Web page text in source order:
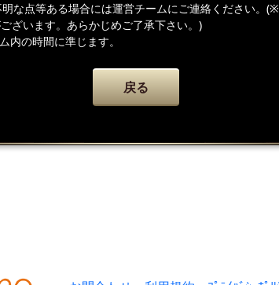
な点等ある場合には運営チームにご連絡ください。
ざいます。あらかじめご了承下さい。)
の時間に準じます。
戻る